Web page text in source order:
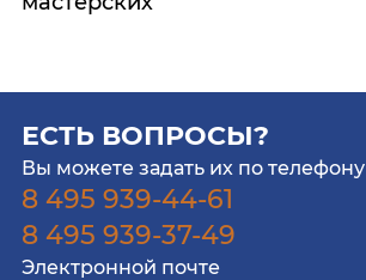
ЕСТЬ ВОПРОСЫ?
Вы можете задать их по телефону
8 495 939-44-61
8 495 939-37-49
Электронной почте